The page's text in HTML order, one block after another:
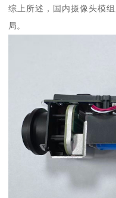
综上所述，国内摄像头模
局。